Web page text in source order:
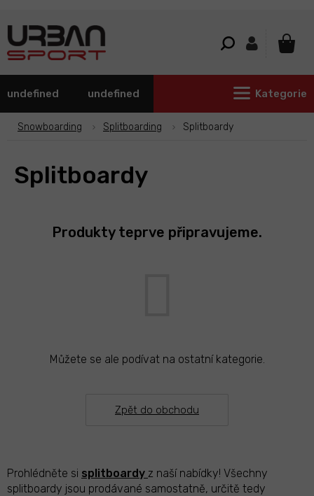
undefined undefined Kategorie
Snowboarding Splitboarding Splitboardy
Splitboardy
Produkty teprve připravujeme.
Můžete se ale podívat na ostatní kategorie.
Zpět do obchodu
Prohlédněte si splitboardy z naší nabídky! Všechny
splitboardy jsou prodávané samostatně, určitě tedy